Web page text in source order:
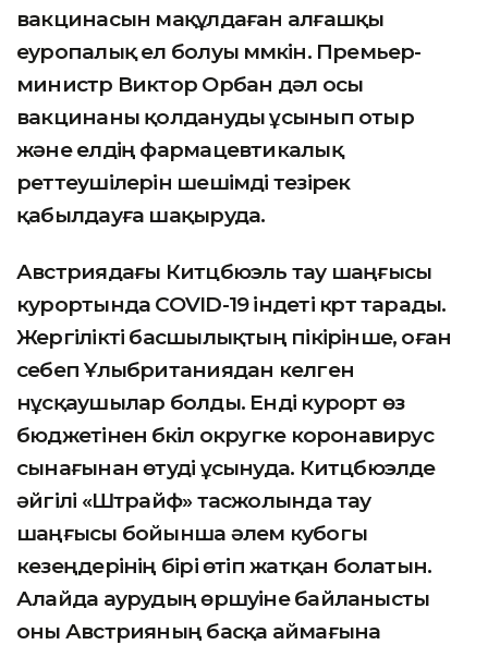
вакцинасын мақұлдаған алғашқы
еуропалық ел болуы мүмкін. Премьер-
министр Виктор Орбан дәл осы
вакцинаны қолдануды ұсынып отыр
және елдің фармацевтикалық
реттеушілерін шешімді тезірек
қабылдауға шақыруда.
Австриядағы Китцбюэль тау шаңғысы
курортында COVID-19 індеті күрт тарады.
Жергілікті басшылықтың пікірінше, оған
себеп Ұлыбританиядан келген
нұсқаушылар болды. Енді курорт өз
бюджетінен бүкіл округке коронавирус
сынағынан өтуді ұсынуда. Китцбюэлде
әйгілі «Штрайф» тасжолында тау
шаңғысы бойынша әлем кубогы
кезеңдерінің бірі өтіп жатқан болатын.
Алайда аурудың өршуіне байланысты
оны Австрияның басқа аймағына